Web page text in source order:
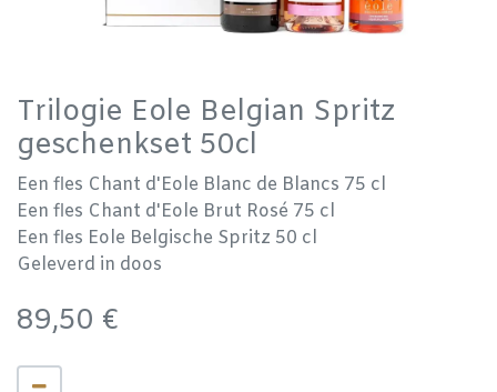
Trilogie Eole Belgian Spritz
geschenkset 50cl
Een fles Chant d'Eole Blanc de Blancs 75 cl
Een fles Chant d'Eole Brut Rosé 75 cl
Een fles Eole Belgische Spritz 50 cl
Geleverd in doos
89,50 €